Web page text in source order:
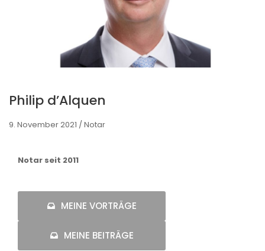
Philip d’Alquen
9. November 2021 /Notar
Notar seit 2011
MEINE VORTRÄGE
MEINE BEITRÄGE